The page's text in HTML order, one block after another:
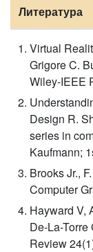
Литература
Virtual
Grigore C.
Wiley-IEEE
Design R.
series in
Kaufmann;
Brooks Jr.,
Computer
Hayward V,
De-La-
Review